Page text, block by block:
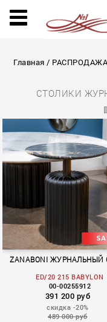
Главная / РАСПРОДАЖА
СТОЛИКИ
ZANABONI ЖУРНАЛЬНЫЙ
ED/20 215 BABYLON
00-00255912
391 200 руб
скидка -20%
489 000 руб